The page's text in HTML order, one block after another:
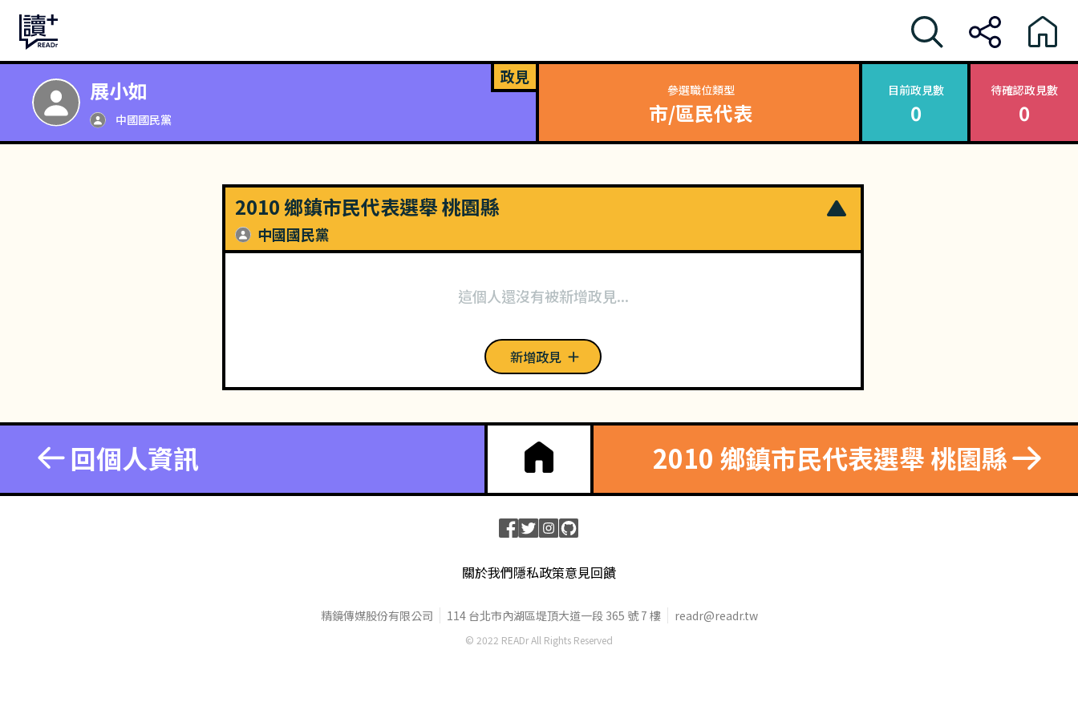
展小如
中國國民黨
政見
參選職位類型
市/區民代表
目前政見數
0
待確認政見數
0
2010 鄉鎮市民代表選舉 桃園縣
中國國民黨
這個人還沒有被新增政見...
新增政見
回個人資訊 2010 鄉鎮市民代表選舉 桃園縣
關於我們隱私政策意見回饋
精鏡傳媒股份有限公司 114 台北市內湖區堤頂大道一段 365 號 7 樓 readr@readr.tw
© 2022 READr All Rights Reserved